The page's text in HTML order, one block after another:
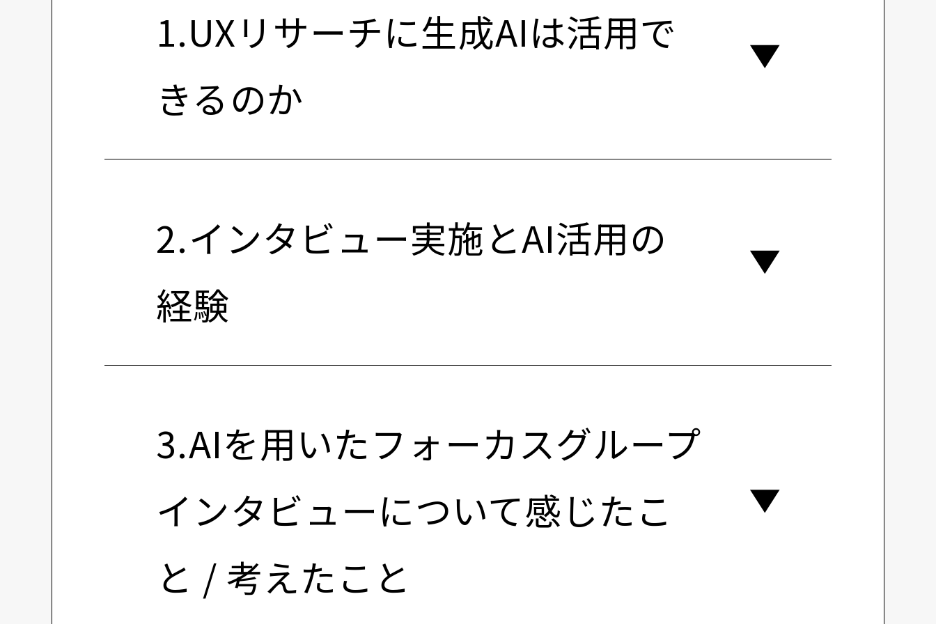
1.UXリサーチに生成AIは活用で
きるのか
2.インタビュー実施とAI活用の
経験
3.AIを用いたフォーカスグループ
インタビューについて感じたこ
と / 考えたこと